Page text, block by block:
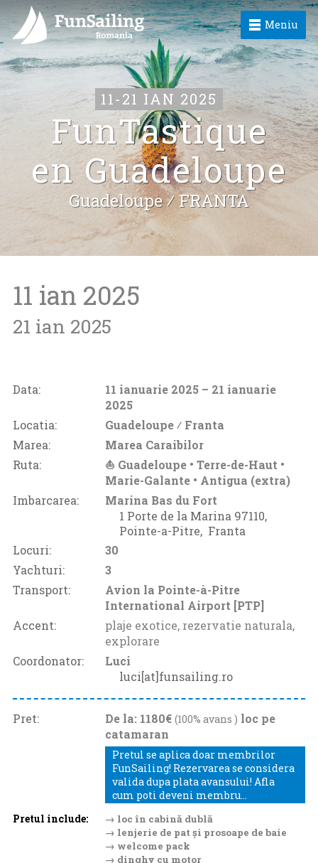
Meniu
11-21 IAN 2025
FunTastique
en Guadeloupe
Guadeloupe ⁄FRANTA
11 ian 2025
21 ian 2025
Data: 11 ianuarie 2025 – 21 ianuarie
2025
Locatia:
Guadeloupe ⁄ Franta
Marea:
Marea Caraibilor
Ruta:
⛵ Guadeloupe • Terre-de-Haut •
Marie-Galante • Antigua (extra)
Imbarcarea:
Marina Bas du Fort
1 Porte de la Marina 97110‚
Pointe-a-Pitre‚ Franta
Locuri:
30
Yachturi:
3
Transport:
Avion la Pointe-à-Pitre
International Airport [PTP]
Accent:
plaje exotice, rezervatie naturala,
explorare
Coordonator:
Luci
luci[at]funsailing.ro
Pret: De la: 1180€ (100% avans ) loc pe
catamaran
Pretul se aplica doar membrilor
FunSailing! Rezervarea se considera
valida dupa plata avansului! Afla
cum poti deveni membru...
Pretul include:
→ loc în cabină dublă
→ lenjerie de pat și prosoape de baie
→ welcome pack
→ dinghy cu motor